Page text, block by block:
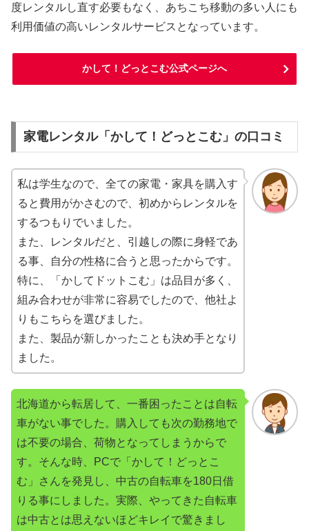
度レンタルし直す必要もなく、あちこち移動の多い人にも
利用価値の高いレンタルサービスとなっています。
かして！どっとこむ公式ページへ
家電レンタル「かして！どっとこむ」の口コミ
私は学生なので、全ての家電・家具を購入す
ると費用がかさむので、初めからレンタルを
するつもりでいました。
また、レンタルだと、引越しの際に身軽であ
る事、自分の性格に合うと思ったからです。
特に、「かしてドットこむ」は品目が多く、
組み合わせが非常に容易でしたので、他社よ
りもこちらを選びました。
また、製品が新しかったことも決め手となり
ました。
北海道から転居して、一番困ったことは自転
車がない事でした。購入しても次の勤務地で
は不要の場合、荷物となってしまうからで
す。そんな時、PCで「かして！どっとこ
む」さんを発見し、中古の自転車を180日借
りる事にしました。実際、やってきた自転車
は中古とは思えないほどキレイで驚きまし